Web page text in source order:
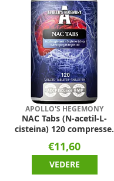
APOLLO'S HEGEMONY
NAC Tabs (N-acetil-L-
cisteina) 120 compresse.
€11,60
VEDERE